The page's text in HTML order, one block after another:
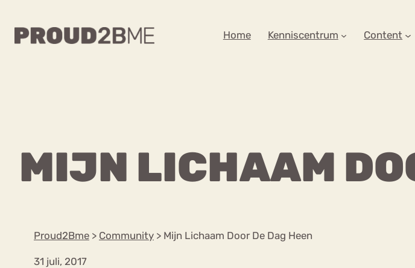
Home Kenniscentrum Content
MIJN LICHAAM
Proud2Bme > Community > Mijn Lichaam Door De Dag Heen
31 juli, 2017
Content
Over ons
WAAR BEN JE NAAR OP
Over proud2bme
Vacatures
Privacyverklaring